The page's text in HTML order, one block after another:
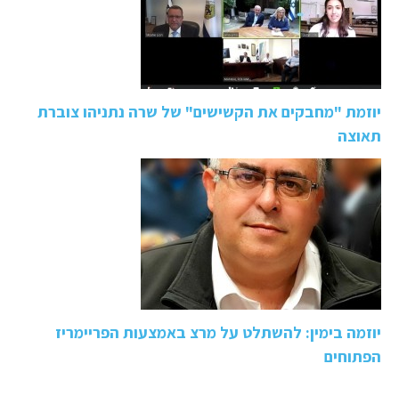
יוזמת "מחבקים את הקשישים" של שרה נתניהו צוברת
תאוצה
יוזמה בימין: להשתלט על מרצ באמצעות הפריימריז
הפתוחים